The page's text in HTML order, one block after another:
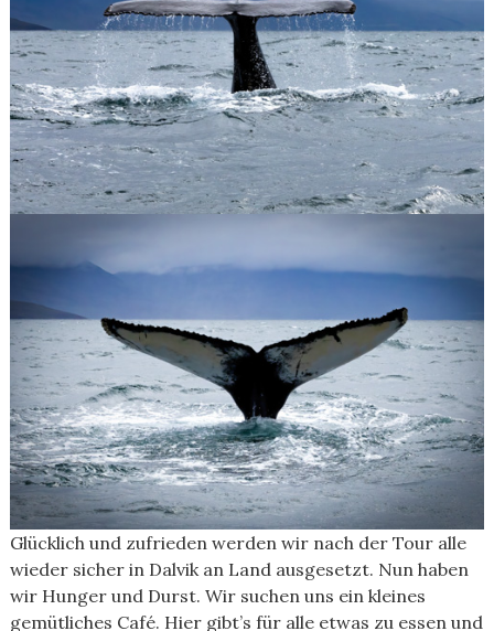
Glücklich und zufrieden werden wir nach der Tour alle
wieder sicher in Dalvik an Land ausgesetzt. Nun haben
wir Hunger und Durst. Wir suchen uns ein kleines
gemütliches Café. Hier gibt’s für alle etwas zu essen und